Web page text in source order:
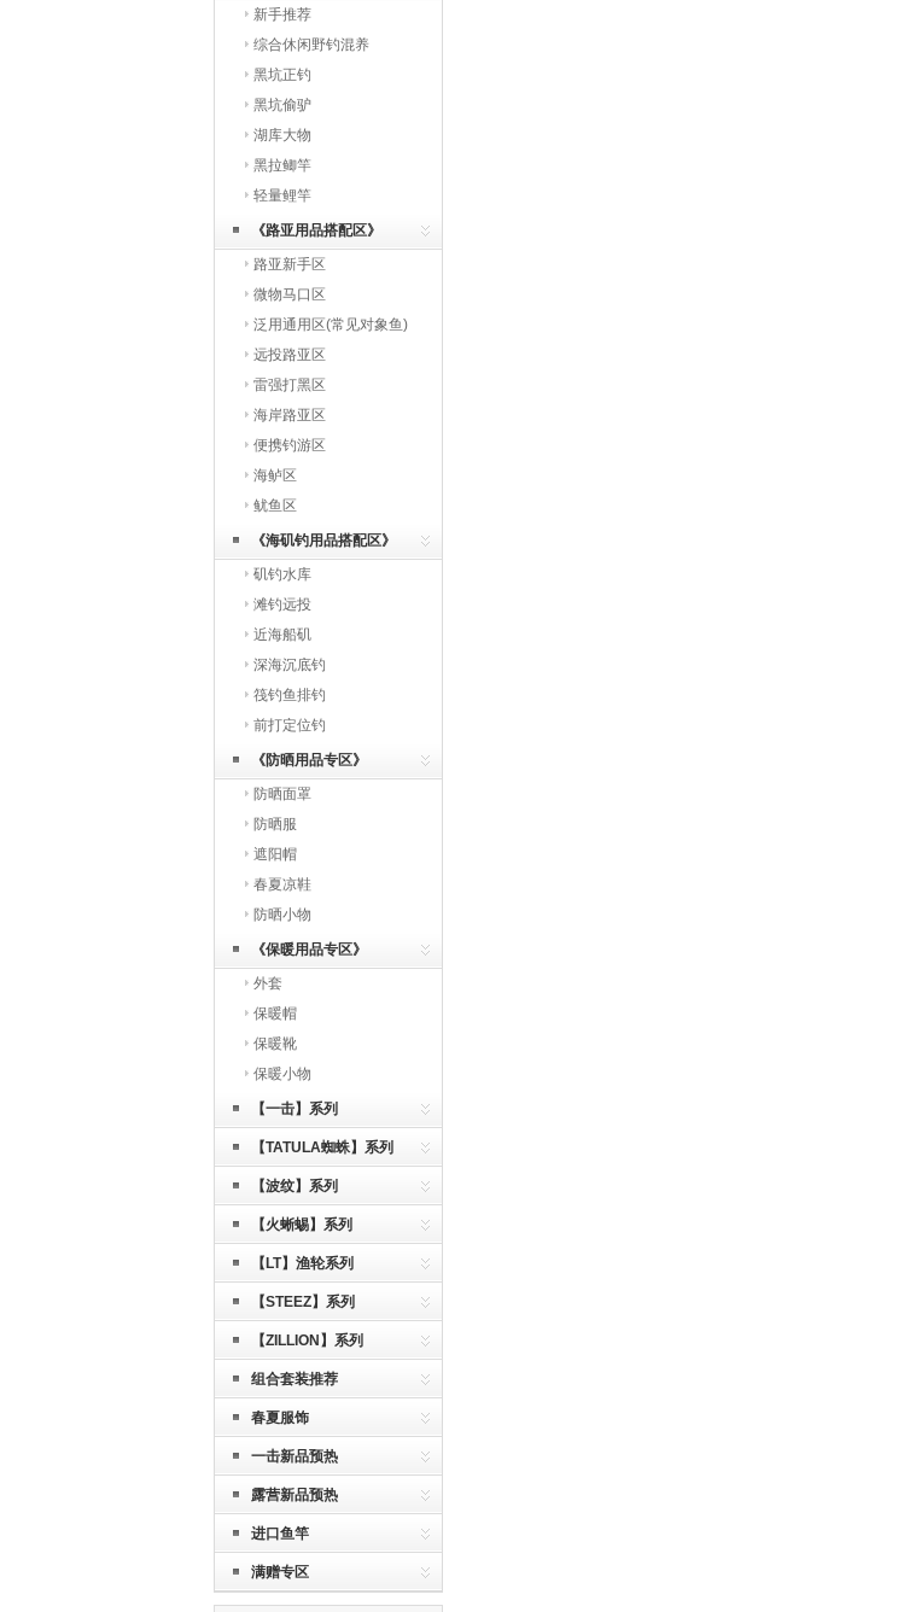
新手推荐
综合休闲野钓混养
黑坑正钓
黑坑偷驴
湖库大物
黑拉鲫竿
轻量鲤竿
《路亚用品搭配区》
路亚新手区
微物马口区
泛用通用区(常见对象鱼)
远投路亚区
雷强打黑区
海岸路亚区
便携钓游区
海鲈区
鱿鱼区
《海矶钓用品搭配区》
矶钓水库
滩钓远投
近海船矶
深海沉底钓
筏钓鱼排钓
前打定位钓
《防晒用品专区》
防晒面罩
防晒服
遮阳帽
春夏凉鞋
防晒小物
《保暖用品专区》
外套
保暖帽
保暖靴
保暖小物
【一击】系列
【TATULA蜘蛛】系列
【波纹】系列
【火蜥蜴】系列
【LT】渔轮系列
【STEEZ】系列
【ZILLION】系列
组合套装推荐
春夏服饰
一击新品预热
露营新品预热
进口鱼竿
满赠专区